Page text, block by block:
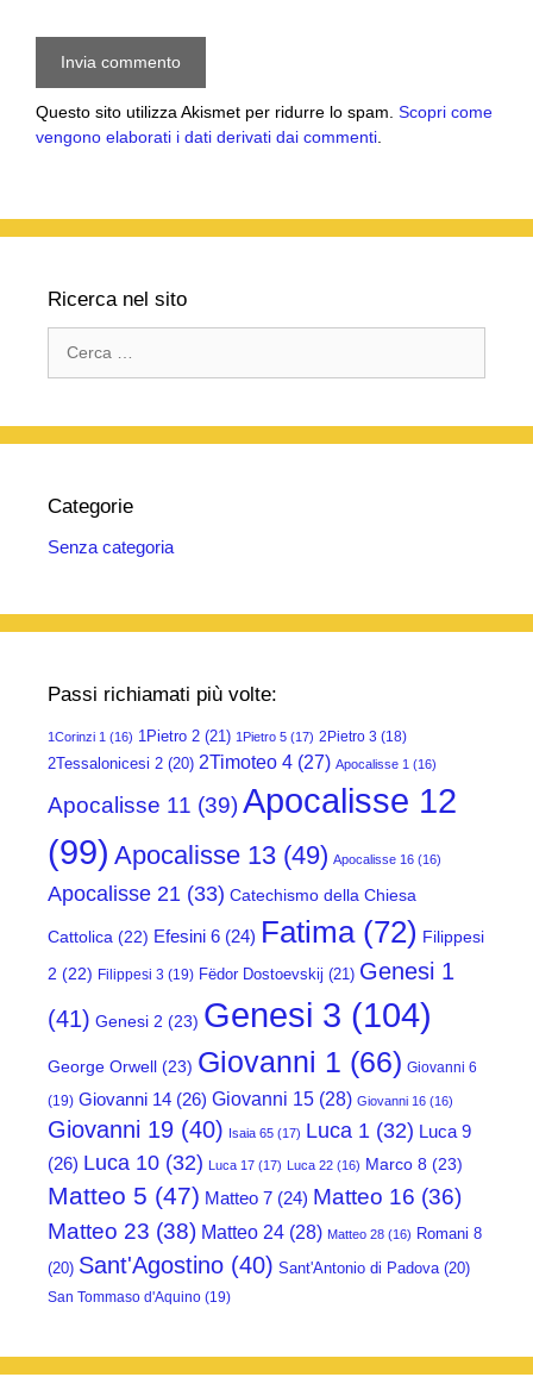
Questo sito utilizza Akismet per ridurre lo spam. Scopri come
vengono elaborati i dati derivati dai commenti.
Ricerca nel sito
per:
Categorie
Senza categoria
Passi richiamati più volte:
1Corinzi 1 (16) 1Pietro 2 (21) 1Pietro 5 (17) 2Pietro 3 (18)
2Tessalonicesi 2 (20) 2Timoteo 4 (27) Apocalisse 1 (16)
Apocalisse 11 (39)Apocalisse 12
(99) Apocalisse 13 (49) Apocalisse 16 (16)
Apocalisse 21 (33) Catechismo della Chiesa
Cattolica (22) Efesini 6 (24) Fatima(72) Filippesi
2 (22) Filippesi 3 (19) Fëdor Dostoevskij (21) Genesi 1
(41) Genesi 2 (23) Genesi 3 (104)
George Orwell (23) Giovanni 1 (66) Giovanni 6
(19) Giovanni 14 (26) Giovanni 15 (28) Giovanni 16 (16)
Giovanni 19 (40) Isaia 65 (17) Luca 1 (32) Luca 9
(26) Luca 10 (32) Luca 17 (17) Luca 22 (16) Marco 8 (23)
Matteo 5 (47) Matteo 7 (24) Matteo 16 (36)
Matteo 23 (38) Matteo 24 (28) Matteo 28 (16) Romani 8
(20) Sant'Agostino (40) Sant'Antonio di Padova(20)
San Tommaso d'Aquino (19)